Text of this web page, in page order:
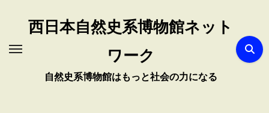
西日本自然史系博物館ネット
ワーク
自然史系博物館はもっと社会の力になる